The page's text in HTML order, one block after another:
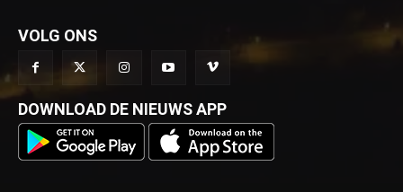
VOLG ONS
DOWNLOAD DE NIEUWS APP